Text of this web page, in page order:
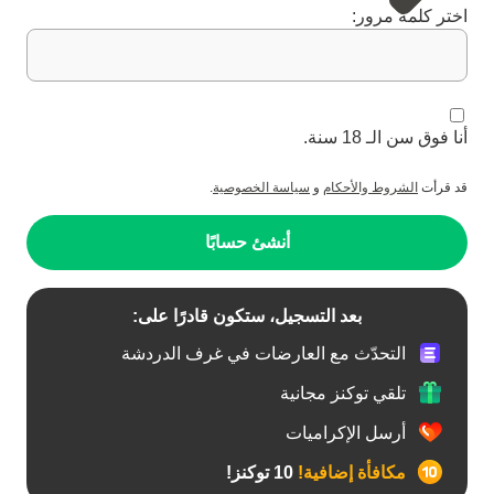
اختر كلمة مرور:
أنا فوق سن الـ 18 سنة.
قد قرأت الشروط والأحكام و سياسة الخصوصية.
أنشئ حسابًا
بعد التسجيل، ستكون قادرًا على:
التحدّث مع العارضات في غرف الدردشة
تلقي توكنز مجانية
أرسل الإكراميات
مكافأة إضافية!